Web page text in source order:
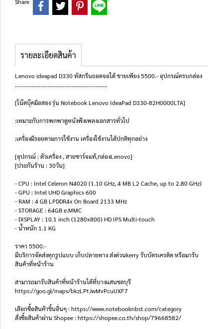
รายละเอียดสินค้า
Lenovo ideapad D330 ทัสกรีนถอดจอได้ ขายเพียง 5500.- อุปกรณ์ครบกล่อง
..............................................................
[โน๊ตบุ๊คมือสอง รุ่น Notebook Lenovo IdeaPad D330-82H0000LTA]
:เหมาะกับการพกพาดูหนังฟังเพลงเอกสารทั่วไป
:เครื่องมีรอยตามการใช้งาน เครื่องใช้งานได้ปกติทุกอย่าง
[อุปกรณ์ : ตัวเครื่อง , สายชาร์จแท้,กล่องLenovo]
[ประกันร้าน : 30วัน]
- CPU : Intel Celeron N4020 (1.10 GHz, 4 MB L2 Cache, up to 2.80 GHz)
- GPU : Intel UHD Graphics 600
- RAM : 4 GB LPDDR4x On Board 2133 MHz
- STORAGE : 64GB e.MMC
- DISPLAY : 10.1 inch (1280x800) HD IPS Multi-touch
- น้ำหนัก 1.1 KG
ราคา 5500.-
มีบริการจัดส่งทุกรูปแบบ เก็บปลายทาง ส่งด่วนkerry รับบัตรเครดิต หรือมารับ
สินค้าที่หน้าร้าน
สามารถมารับสินค้าที่หน้าร้านได้ที่บางแสนชลบุรี
https://goo.gl/maps/bkzLPtJwMvPcuUXF7
เลือกซื้อสินค้าชิ้นอื่นๆ : https://www.notebooknbst.com/category
สั่งซื้อสินค้าผ่าน Shopee : https://shopee.co.th/shop/79668582/